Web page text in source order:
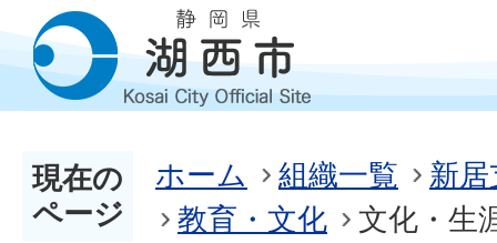
現在の
ページ
ホーム 組織一覧
新
教育・文化
文化・生